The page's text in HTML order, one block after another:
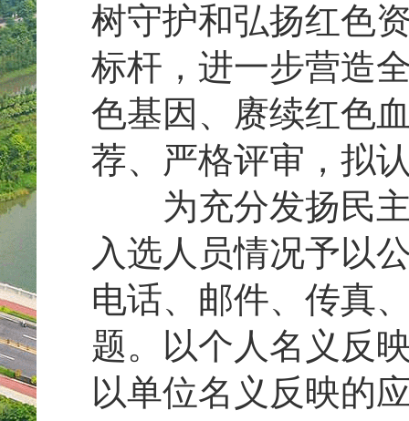
树守护和弘扬红色
标杆，进一步营造
色基因、赓续红色
荐、严格评审，拟
为充分发扬民主
入选人员情况予以
电话、邮件、传真
题。以个人名义反
以单位名义反映的